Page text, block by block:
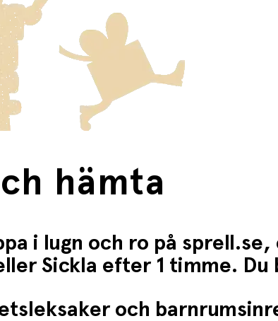
mer än 1500:-
hämta
i lugn och ro på
Sickla efter 1 timme.
och